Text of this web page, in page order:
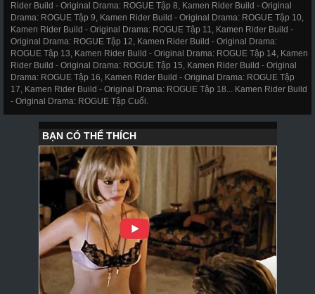
Rider Build - Original Drama: ROGUE Tập 8, Kamen Rider Build - Original
Drama: ROGUE Tập 9, Kamen Rider Build - Original Drama: ROGUE Tập 10,
Kamen Rider Build - Original Drama: ROGUE Tập 11, Kamen Rider Build -
Original Drama: ROGUE Tập 12, Kamen Rider Build - Original Drama:
ROGUE Tập 13, Kamen Rider Build - Original Drama: ROGUE Tập 14, Kamen
Rider Build - Original Drama: ROGUE Tập 15, Kamen Rider Build - Original
Drama: ROGUE Tập 16, Kamen Rider Build - Original Drama: ROGUE Tập
17, Kamen Rider Build - Original Drama: ROGUE Tập 18... Kamen Rider Build
- Original Drama: ROGUE Tập Cuối.